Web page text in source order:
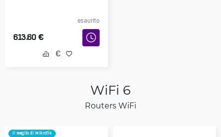
esaurito
613.60 €
WiFi 6
Routers WiFi
il meglio di MikroTik